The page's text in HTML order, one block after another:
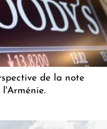
de la note
l'Arménie.